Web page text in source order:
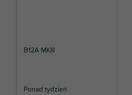
B12A MKIII
Ponad tydzień